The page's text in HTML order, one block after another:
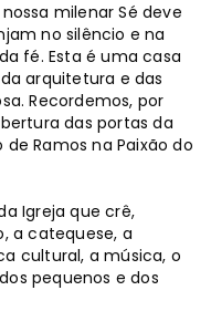
milenar Sé deve
no silêncio e na
fé. Esta é uma casa
arquitetura e das
Recordemos, por
das portas da
Ramos na Paixão do
Igreja que crê,
a catequese, a
cultural, a música, o
pequenos e dos